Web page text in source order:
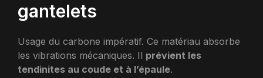
gantelets
Usage du carbone impératif. Ce matériau absorbe
les vibrations mécaniques. Il prévient les
tendinites au coude et à l’épaule.